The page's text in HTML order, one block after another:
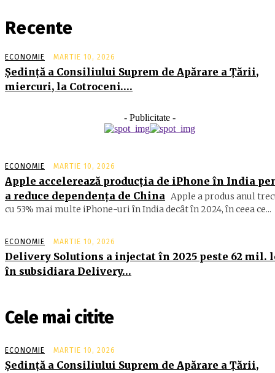
Recente
ECONOMIE MARTIE 10, 2026
Şedinţă a Consiliului Suprem de Apărare a Ţării,
miercuri, la Cotroceni….
- Publicitate -
ECONOMIE MARTIE 10, 2026
Apple accelerează producția de iPhone în India
a reduce dependența de China Apple a produs anul
cu 53% mai multe iPhone-uri în India decât în 2024, în ceea ce...
ECONOMIE MARTIE 10, 2026
Delivery Solutions a injectat în 2025 peste 62 mil.
în subsidiara Delivery…
Cele mai citite
ECONOMIE MARTIE 10, 2026
Şedinţă a Consiliului Suprem de Apărare a Ţării,